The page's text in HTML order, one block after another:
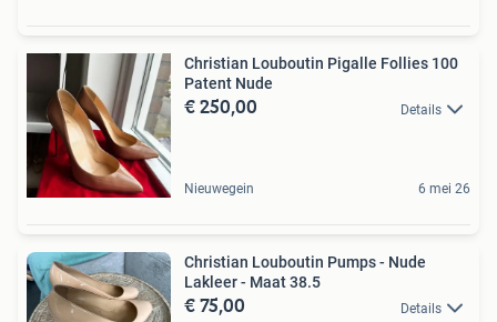
Christian Louboutin Pigalle Follies 100
Patent Nude
€ 250,00 Details
Nieuwegein 6 mei 26
Christian Louboutin Pumps - Nude
Lakleer - Maat 38.5
€ 75,00 Details